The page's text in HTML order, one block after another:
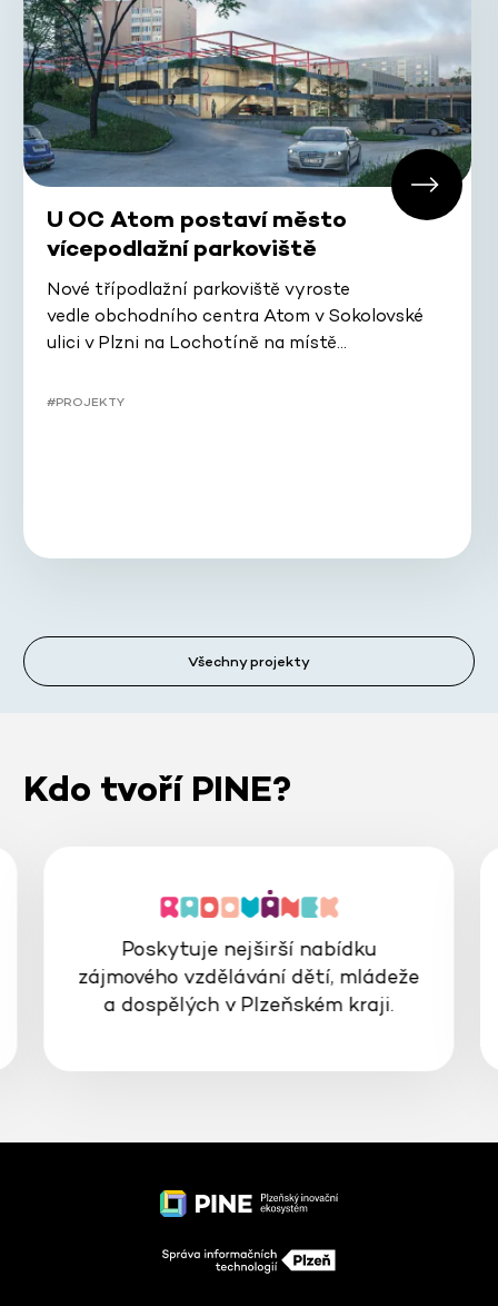
U OC Atom postaví město
vícepodlažní parkoviště
Nové třípodlažní parkoviště vyroste
vedle obchodního centra Atom v Sokolovské
ulici v Plzni na Lochotíně na místě…
#PROJEKTY
Všechny projekty
Kdo tvoří PINE?
Poskytuje nejširší nabídku
zájmového vzdělávání dětí, mládeže
a dospělých v Plzeňském kraji.